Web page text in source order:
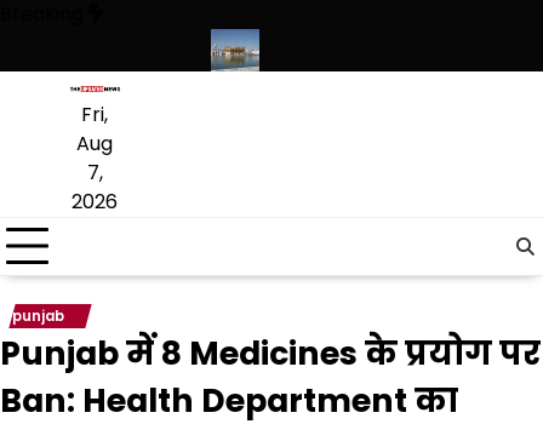
content
Fri,
Aug
7,
2026
punjab
Punjab में 8 Medicines के प्रयोग पर
Ban: Health Department का